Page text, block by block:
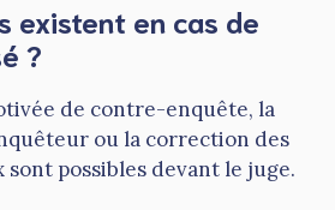
existent en cas de
?
de contre-enquête, la
ou la correction des
sont possibles devant le juge.